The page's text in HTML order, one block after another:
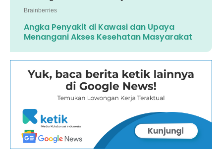
Angka Penyakit di Kawasi dan Upaya
Menangani Akses Kesehatan Masyarakat